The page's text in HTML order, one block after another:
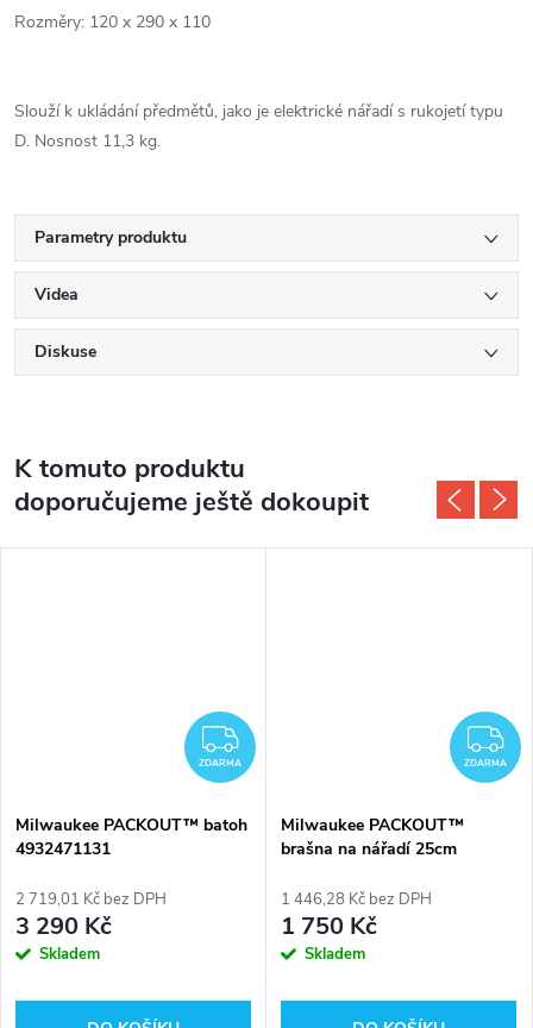
Rozměry: 120 x 290 x 110
Slouží k ukládání předmětů, jako je elektrické nářadí s rukojetí typu
D. Nosnost 11,3 kg.
Parametry produktu
Videa
Diskuse
K tomuto produktu
doporučujeme ještě dokoupit
ZDARMA
ZDARMA
Milwaukee PACKOUT™ batoh
4932471131
2 719,01 Kč bez DPH
3 290 Kč
Skladem
ZDARMA
Milwaukee PACKOUT™
brašna na nářadí 25cm
1 446,28 Kč bez DPH
1 750 Kč
Skladem